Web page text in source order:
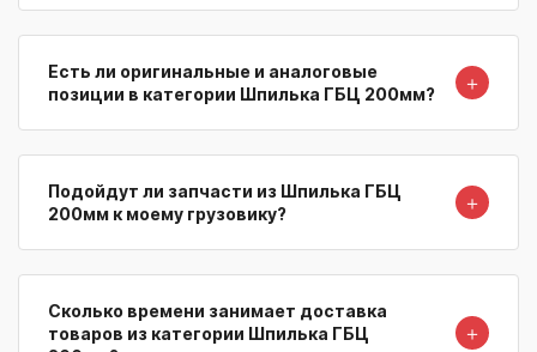
Есть ли оригинальные и аналоговые
позиции в категории Шпилька ГБЦ 200мм?
＋
Подойдут ли запчасти из Шпилька ГБЦ
200мм к моему грузовику?
＋
Сколько времени занимает доставка
товаров из категории Шпилька ГБЦ
＋